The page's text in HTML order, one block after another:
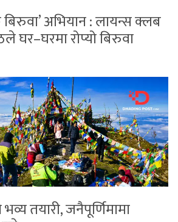
अभियान : लायन्स क्लब
घर–घरमा रोप्यो बिरुवा
तयारी, जनैपूर्णिमामा